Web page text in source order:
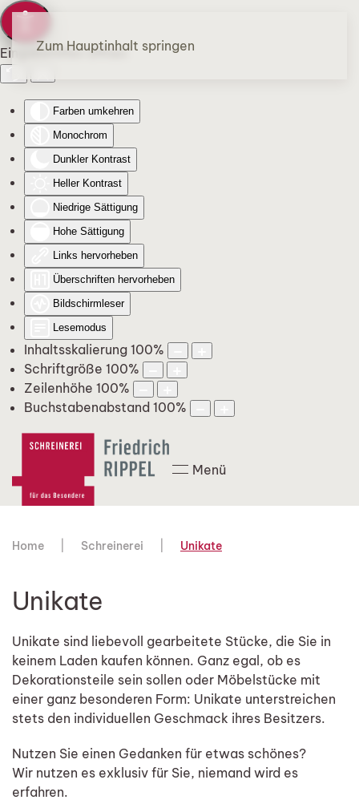
Eingabehilfen öffnen
Farben umkehren
Monochrom
Dunkler Kontrast
Heller Kontrast
Niedrige Sättigung
Hohe Sättigung
Links hervorheben
Überschriften hervorheben
Bildschirmleser
Lesemodus
Inhaltsskalierung 100%
Schriftgröße 100%
Zeilenhöhe 100%
Buchstabenabstand 100%
Zum Hauptinhalt springen
Menü
Home Schreinerei Unikate
Unikate
Unikate sind liebevoll gearbeitete Stücke, die Sie in
keinem Laden kaufen können. Ganz egal, ob es
Dekorationsteile sein sollen oder Möbelstücke mit
einer ganz besonderen Form: Unikate unterstreichen
stets den individuellen Geschmack ihres Besitzers.
Nutzen Sie einen Gedanken für etwas schönes?
Wir nutzen es exklusiv für Sie, niemand wird es
erfahren.